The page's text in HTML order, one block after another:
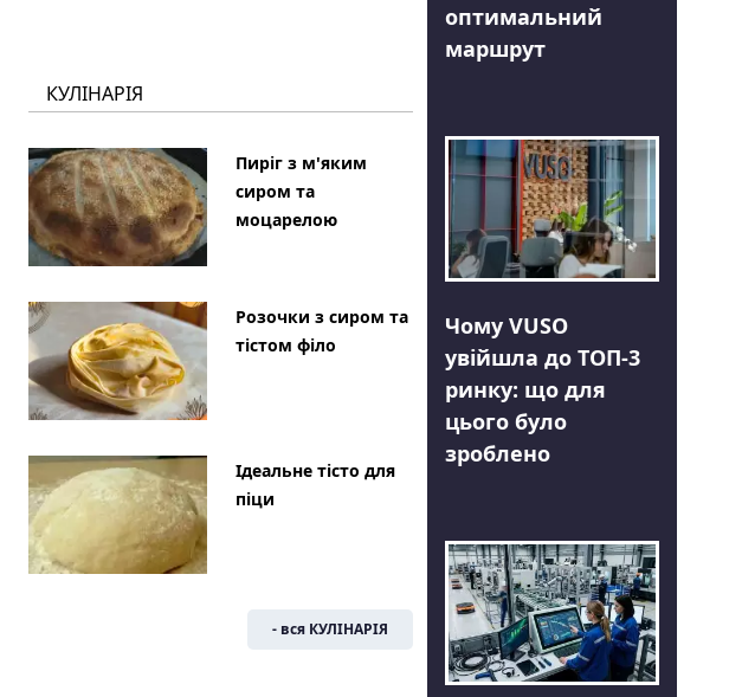
КУЛІНАРІЯ
Пиріг з м'яким
сиром та
моцарелою
Розочки з сиром та
тістом філо
Ідеальне тісто для
піци
- вся КУЛІНАРІЯ
оптимальний
маршрут
Чому VUSO
увійшла до ТОП-3
ринку: що для
цього було
зроблено